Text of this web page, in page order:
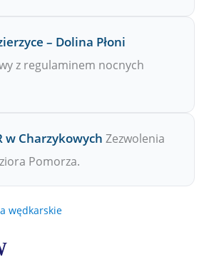
– Dolina Płoni
z regulaminem nocnych
w Charzykowych Zezwolenia
Pomorza.
wędkarskie